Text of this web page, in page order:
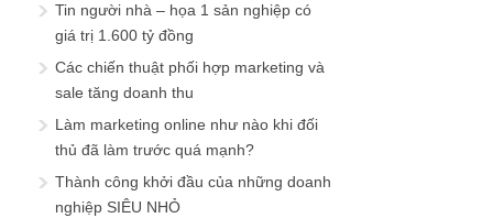
Tin người nhà – họa 1 sản nghiệp có
giá trị 1.600 tỷ đồng
Các chiến thuật phối hợp marketing và
sale tăng doanh thu
Làm marketing online như nào khi đối
thủ đã làm trước quá mạnh?
Thành công khởi đầu của những doanh
nghiệp SIÊU NHỎ